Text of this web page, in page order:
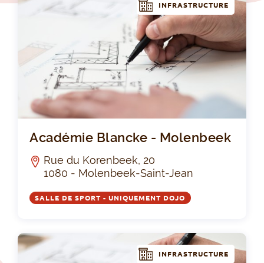
INFRASTRUCTURE
Académie Blancke - Molenbeek
Rue du Korenbeek, 20
1080 - Molenbeek-Saint-Jean
SALLE DE SPORT - UNIQUEMENT DOJO
INFRASTRUCTURE